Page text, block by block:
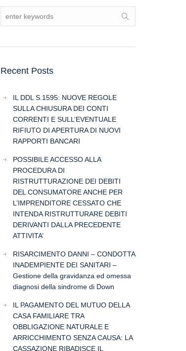
Recent Posts
IL DDL S.1595: NUOVE REGOLE
SULLA CHIUSURA DEI CONTI
CORRENTI E SULL’EVENTUALE
RIFIUTO DI APERTURA DI NUOVI
RAPPORTI BANCARI
POSSIBILE ACCESSO ALLA
PROCEDURA DI
RISTRUTTURAZIONE DEI DEBITI
DEL CONSUMATORE ANCHE PER
L’IMPRENDITORE CESSATO CHE
INTENDA RISTRUTTURARE DEBITI
DERIVANTI DALLA PRECEDENTE
ATTIVITA’
RISARCIMENTO DANNI – CONDOTTA
INADEMPIENTE DEI SANITARI –
Gestione della gravidanza ed omessa
diagnosi della sindrome di Down
IL PAGAMENTO DEL MUTUO DELLA
CASA FAMILIARE TRA
OBBLIGAZIONE NATURALE E
ARRICCHIMENTO SENZA CAUSA: LA
CASSAZIONE RIBADISCE IL